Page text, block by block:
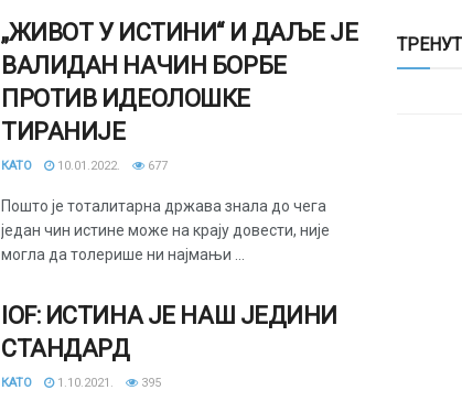
„ЖИВОТ У ИСТИНИ“ И ДАЉЕ ЈЕ
ВАЛИДАН НАЧИН БОРБЕ
ПРОТИВ ИДЕОЛОШКЕ
ТИРАНИЈЕ
КАТО 10.01.2022. 677
Пошто је тоталитарна држава знала до чега
један чин истине може на крају довести, није
могла да толерише ни најмањи ...
IOF: ИСТИНА ЈЕ НАШ ЈЕДИНИ
СТАНДАРД
КАТО 1.10.2021. 395